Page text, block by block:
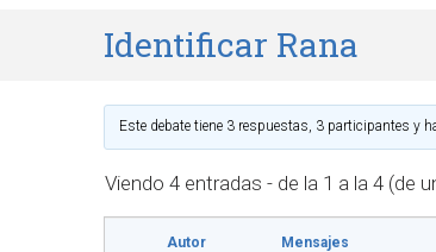
Identificar Rana
Este debate tiene 3 respuestas, 3 participantes y
Viendo 4 entradas - de la 1 a la 4 (de
Autor Mensajes